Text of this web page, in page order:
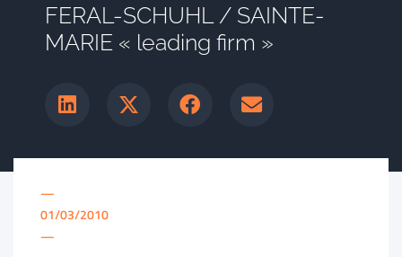
FERAL-SCHUHL / SAINTE-
MARIE « leading firm »
—
01/03/2010
—